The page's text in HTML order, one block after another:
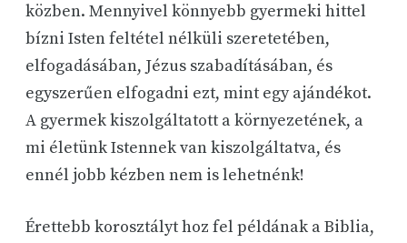
közben. Mennyivel könnyebb gyermeki hittel
bízni Isten feltétel nélküli szeretetében,
elfogadásában, Jézus szabadításában, és
egyszerűen elfogadni ezt, mint egy ajándékot.
A gyermek kiszolgáltatott a környezetének, a
mi életünk Istennek van kiszolgáltatva, és
ennél jobb kézben nem is lehetnénk!
Érettebb korosztályt hoz fel példának a Biblia,